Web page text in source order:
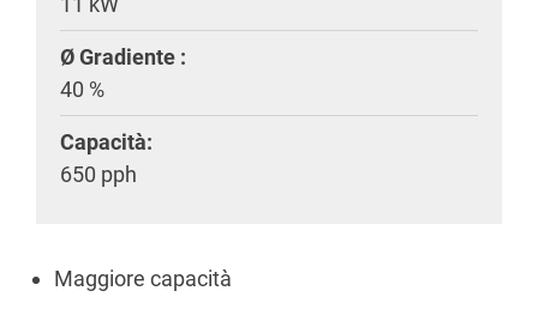
Ø Gradiente :
40 %
Capacità:
650 pph
Maggiore capacità